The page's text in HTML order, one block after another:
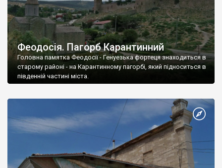
Феодосія. Пагорб Карантинний
Головна памятка Феодосії - Генуезька фортеця знаходиться в
старому районі - на Карантинному пагорбі, який підноситься в
південній частині міста.